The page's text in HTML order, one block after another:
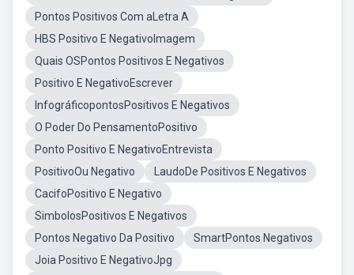
Pontos Positivos Com aLetra A
HBS Positivo E NegativoImagem
Quais OSPontos Positivos E Negativos
Positivo E NegativoEscrever
InfográficopontosPositivos E Negativos
O Poder Do PensamentoPositivo
Ponto Positivo E NegativoEntrevista
PositivoOu Negativo
LaudoDe Positivos E Negativos
CacifoPositivo E Negativo
SimbolosPositivos E Negativos
Pontos Negativo Da Positivo
SmartPontos Negativos
Joia Positivo E NegativoJpg